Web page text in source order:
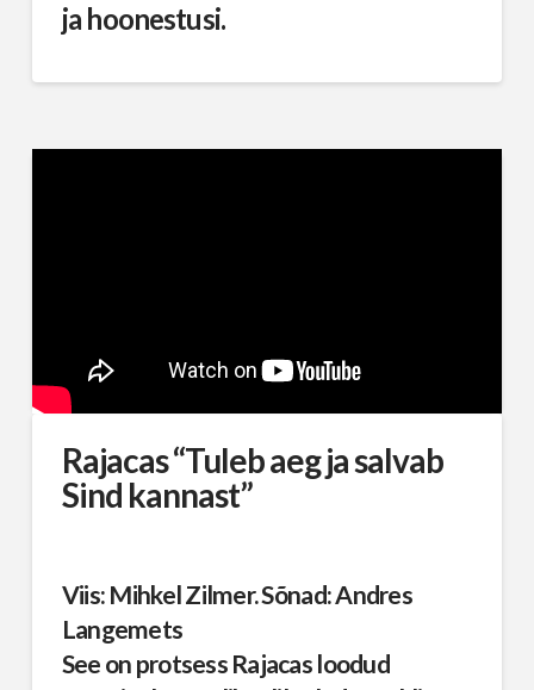
ja hoonestusi.
Rajacas “Tuleb aeg ja salvab
Sind kannast”
Viis: Mihkel Zilmer. Sõnad: Andres
Langemets
See on protsess Rajacas loodud